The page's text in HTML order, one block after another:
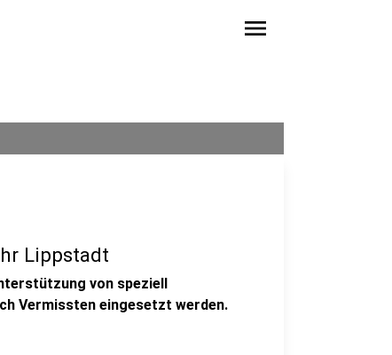
menu
Lippstadt
von speziell
Vermissten eingesetzt werden.